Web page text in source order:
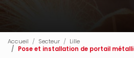
Accueil Secteur
Lille
Pose et installation de portail